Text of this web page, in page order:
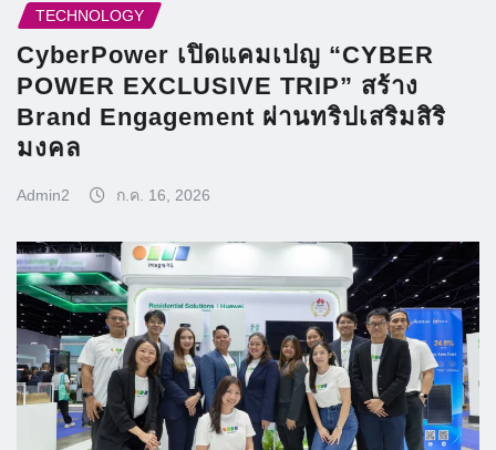
TECHNOLOGY
CyberPower เปิดแคมเปญ “CYBER
POWER EXCLUSIVE TRIP” สร้าง
Brand Engagement ผ่านทริปเสริมสิริ
มงคล
Admin2 ก.ค. 16, 2026